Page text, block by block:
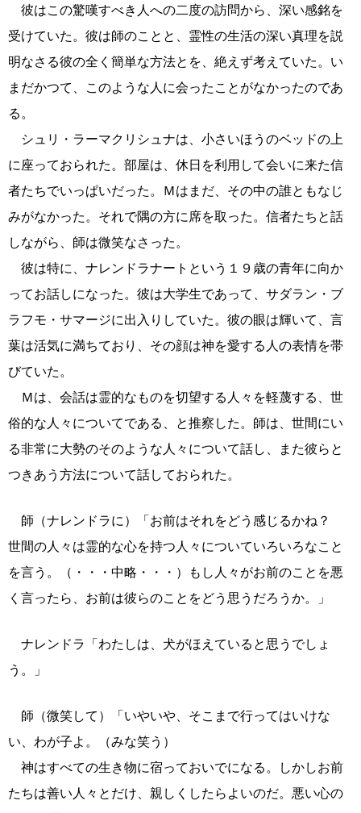
彼はこの驚嘆すべき人への二度の訪問から、深い感銘を
受けていた。彼は師のことと、霊性の生活の深い真理を説
明なさる彼の全く簡単な方法とを、絶えず考えていた。い
まだかつて、このような人に会ったことがなかったのであ
る。
シュリ・ラーマクリシュナは、小さいほうのベッドの上
に座っておられた。部屋は、休日を利用して会いに来た信
者たちでいっぱいだった。Ｍはまだ、その中の誰ともなじ
みがなかった。それで隅の方に席を取った。信者たちと話
しながら、師は微笑なさった。
彼は特に、ナレンドラナートという１９歳の青年に向か
ってお話しになった。彼は大学生であって、サダラン・ブ
ラフモ・サマージに出入りしていた。彼の眼は輝いて、言
葉は活気に満ちており、その顔は神を愛する人の表情を帯
びていた。
Ｍは、会話は霊的なものを切望する人々を軽蔑する、世
俗的な人々についてである、と推察した。師は、世間にい
る非常に大勢のそのような人々について話し、また彼らと
つきあう方法について話しておられた。
師（ナレンドラに）「お前はそれをどう感じるかね？
世間の人々は霊的な心を持つ人々についていろいろなこと
を言う。（・・・中略・・・）もし人々がお前のことを悪
く言ったら、お前は彼らのことをどう思うだろうか。」
ナレンドラ「わたしは、犬がほえていると思うでしょ
う。」
師（微笑して）「いやいや、そこまで行ってはいけな
い、わが子よ。（みな笑う）
神はすべての生き物に宿っておいでになる。しかしお前
たちは善い人々とだけ、親しくしたらよいのだ。悪い心の